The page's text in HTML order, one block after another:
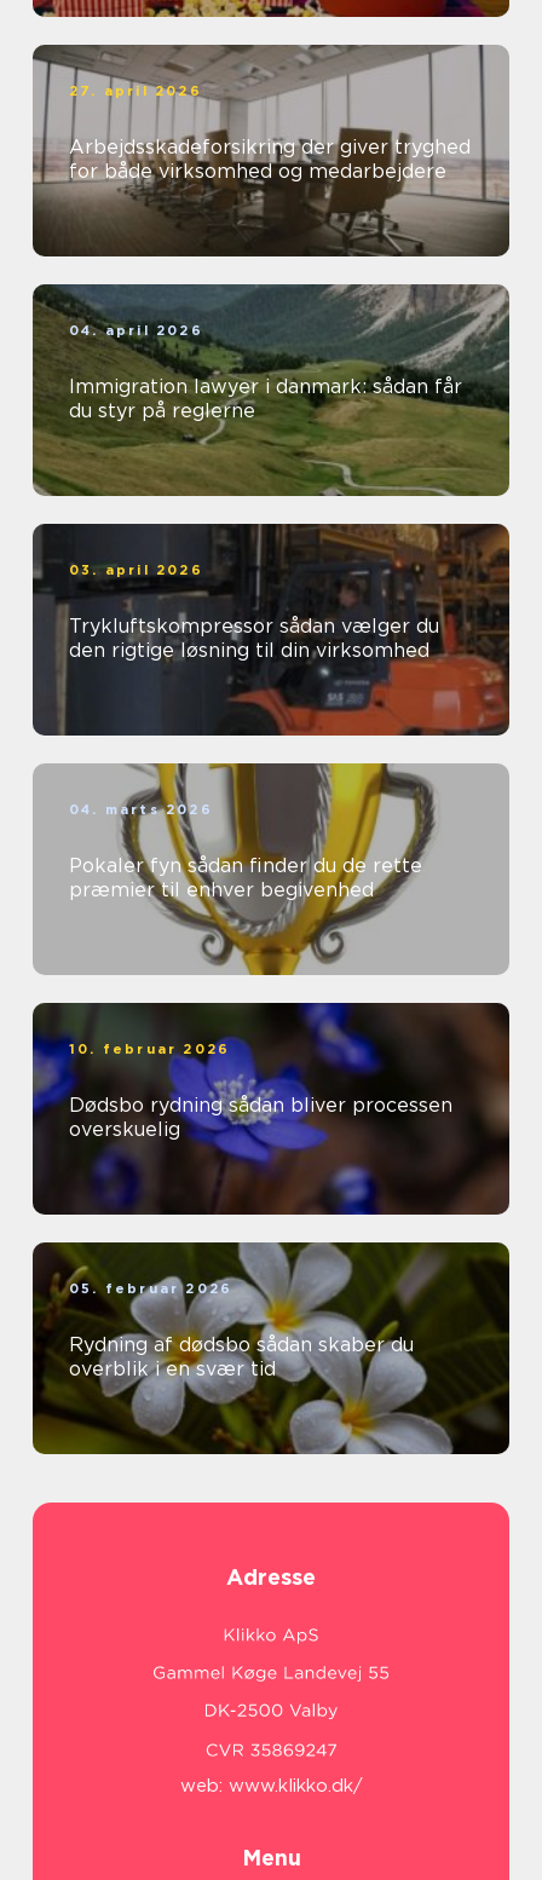
27. april 2026
Arbejdsskadeforsikring der giver tryghed
for både virksomhed og medarbejdere
04. april 2026
Immigration lawyer i danmark: sådan får
du styr på reglerne
03. april 2026
Trykluftskompressor sådan vælger du
den rigtige løsning til din virksomhed
04. marts 2026
Pokaler fyn sådan finder du de rette
præmier til enhver begivenhed
10. februar 2026
Dødsbo rydning sådan bliver processen
overskuelig
05. februar 2026
Rydning af dødsbo sådan skaber du
overblik i en svær tid
Adresse
web: www.klikko.dk/
Menu